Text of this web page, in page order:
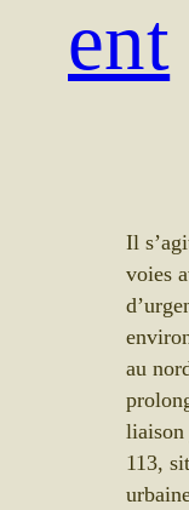
ent
Il
voies
au
liaison
113,